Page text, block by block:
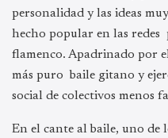
personalidad y las ideas
hecho popular en las
flamenco. Apadrinado por
más puro baile gitano y
social de colectivos menos
En el cante al baile, uno de